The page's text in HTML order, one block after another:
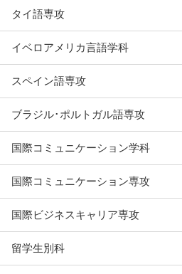
タイ語専攻
イベロアメリカ言語学科
スペイン語専攻
ブラジル･ポルトガル語専攻
国際コミュニケーション学科
国際コミュニケーション専攻
国際ビジネスキャリア専攻
留学生別科